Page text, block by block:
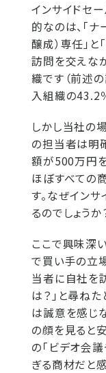
インサイドセ
的なのは、「
醸成）専任」と
訪問を交えな
織です（前述
入組織の43.2
しかし当社の
の担当者は明
額が500万円
ほぼすべての
す。なぜイン
るのでしょうか
ここで興味深
で買い手の立
当者に自社を
は？」と尋ね
は誠意を感じ
の顔を見ると
の「ビデオ会
ぎる商材だと